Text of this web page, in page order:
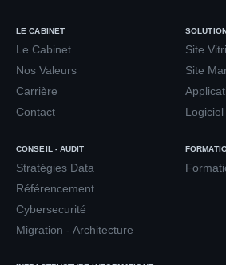
LE CABINET
Le Cabinet
Nos Valeurs
Carrière
Contact
Site
Site
Logiciel
CONSEIL - AUDIT
Stratégies Data
Référencement
Cybersecurité
Migration - Architecture